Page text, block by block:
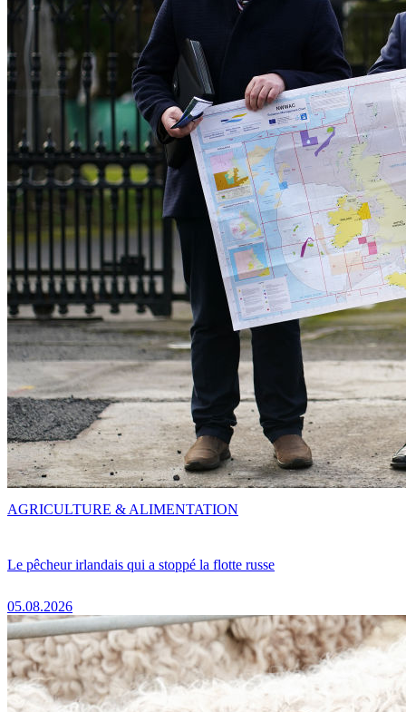
Le pêcheur irlandais qui a stoppé la flotte russe
05.08.2026
AGRICULTURE & ALIMENTATION